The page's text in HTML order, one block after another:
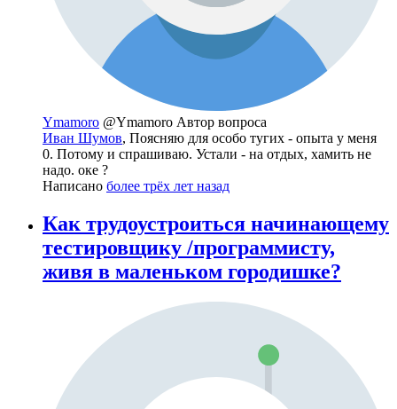
Ymamoro @Ymamoro Автор вопроса
Иван Шумов, Поясняю для особо тугих - опыта у меня
0. Потому и спрашиваю. Устали - на отдых, хамить не
надо. оке ?
Написано более трёх лет назад
Как трудоустроиться начинающему
тестировщику /программисту,
живя в маленьком городишке?